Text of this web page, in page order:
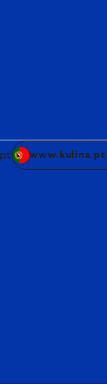
www.kulina.pt